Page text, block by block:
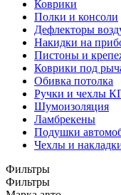
Коврики
Полки и консоли
Дефлекторы
Накидки на
Пистоны и
Коврики под
Обивка потолка
Ручки и чехлы
Шумоизоляция
Ламбрекены
Подушки
Чехлы и
Фильтры
Фильтры